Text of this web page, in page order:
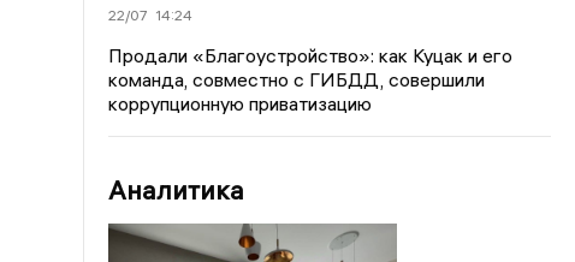
22/07 14:24
Продали «Благоустройство»: как Куцак и его
команда, совместно с ГИБДД, совершили
коррупционную приватизацию
Аналитика